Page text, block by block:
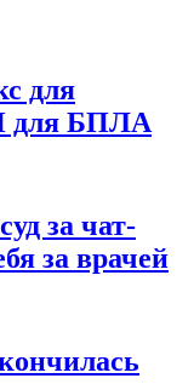
для
для БПЛА
за чат-
за врачей